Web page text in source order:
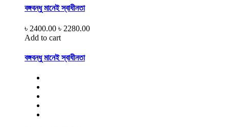
বঙ্গবন্ধু মানেই স্বাধীনতা
৳ 2400.00 ৳ 2280.00
Add to cart
বঙ্গবন্ধু মানেই স্বাধীনতা